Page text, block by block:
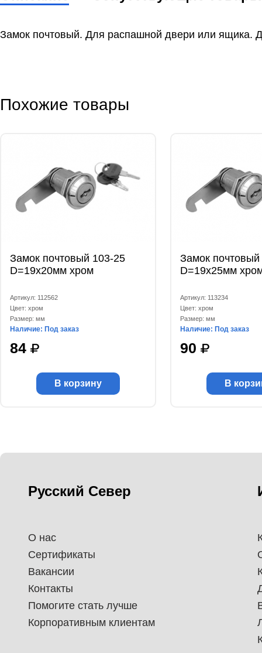
Замок почтовый. Для распашной двери или
Похожие товары
Замок почтовый 103-25
D=19x20мм хром
Артикул: 112562
Цвет: хром
Размер: мм
Наличие: Под заказ
84
В корзину
Замок
D=19x25мм
Артикул: 113234
Цвет: хром
Размер: мм
Наличие: Под заказ
90
В
Русский Север
О нас
Сертификаты
Вакансии
Контакты
Помогите стать лучше
Корпоративным клиентам